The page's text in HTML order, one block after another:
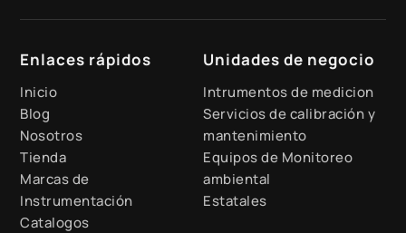
Enlaces rápidos
Inicio
Blog
Nosotros
Tienda
Marcas de
Instrumentación
Catalogos
Unidades de negocio
Intrumentos de medicion
Servicios de calibración y
mantenimiento
Equipos de Monitoreo
ambiental
Estatales